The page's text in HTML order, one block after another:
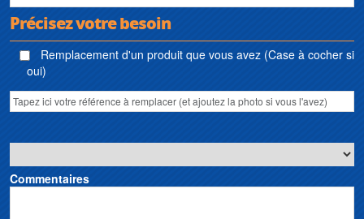
Précisez votre besoin
Remplacement d'un produit que vous avez (Case à cocher si
oui)
Commentaires